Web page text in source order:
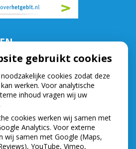
op:
tot16.30
tot16.30
tot16.30
16.30
tot 16.30
bereikbaar op:
gebruikt cookies
cookies zodat deze
werken. Voor analytische
inhoud vragen wij uw
cookies werken wij samen met
Analytics. Voor externe
wij samen met Google (Maps,
YouTube, Vimeo,